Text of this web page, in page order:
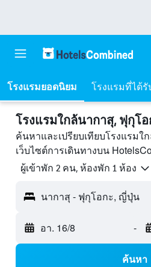
โรงแรมยอดนิยม โรงแรมที่ได้
โรงแรมใกล้นากาสุ, ฟุกุโอ
ค้นหาและเปรียบเทียบโรงแรมใ
เว็บไซต์การเดินทางบน
ผู้เข้าพัก 2 คน, ห้องพัก 1 ห้อง
นากาสุ - ฟุกุโอกะ, ญี่ปุ่น
อา. 16/8 -
ค้นหา